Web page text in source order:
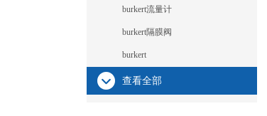
burkert流量计
burkert隔膜阀
burkert
查看全部